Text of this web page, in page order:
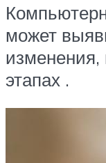
может
изменения,
этапах .